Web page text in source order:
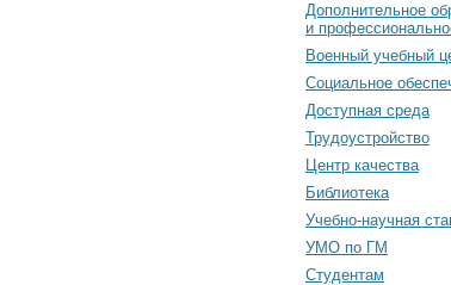
Дополнительное
и
Военный учебный
Социальное
Доступная среда
Трудоустройство
Центр качества
Библиотека
Учебно-научная
УМО по ГМ
Студентам